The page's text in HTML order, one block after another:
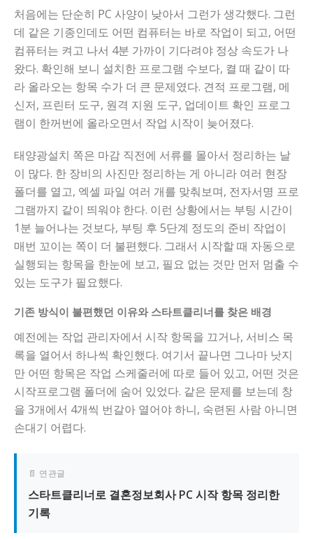
처음에는 단순히 PC 사양이 낮아서 그런가 생각했다. 그런
데 같은 기종인데도 어떤 컴퓨터는 바로 작업이 되고, 어떤
컴퓨터는 켜고 나서 4분 가까이 기다려야 정상 속도가 나
왔다. 확인해 보니 설치한 프로그램 수보다, 켤 때 같이 따
라 올라오는 항목 수가 더 큰 문제였다. 견적 프로그램, 메
신저, 프린터 도구, 원격 지원 도구, 업데이트 확인 프로그
램이 한꺼번에 올라오면서 작업 시작이 늦어졌다.
태양광설치 쪽은 마감 직전에 서류를 몰아서 정리하는 날
이 많다. 한 장비의 사진만 정리하는 게 아니라 여러 현장
폴더를 열고, 엑셀 파일 여러 개를 맞춰보며, 전자서명 프로
그램까지 같이 띄워야 한다. 이런 상황에서는 부팅 시간이
1분 늘어나는 것보다, 부팅 후 5단계 정도의 준비 작업이
매번 꼬이는 쪽이 더 불편했다. 그래서 시작할 때 자동으로
실행되는 항목을 한눈에 보고, 필요 없는 것만 먼저 멈출 수
있는 도구가 필요했다.
기존 방식이 불편했던 이유와 스타트클리너를 찾은 배경
예전에는 작업 관리자에서 시작 항목을 끄거나, 서비스 목
록을 열어서 하나씩 확인했다. 여기서 끝나면 그나마 낫지
만 어떤 항목은 작업 스케줄러에 따로 들어 있고, 어떤 것은
시작프로그램 폴더에 숨어 있었다. 같은 문제를 보는데 창
을 3개에서 4개씩 번갈아 열어야 하니, 숙련된 사람 아니면
손대기 어렵다.
📄 연관글
스타트클리너로 결혼정보회사 PC 시작 항목 정리한
기록